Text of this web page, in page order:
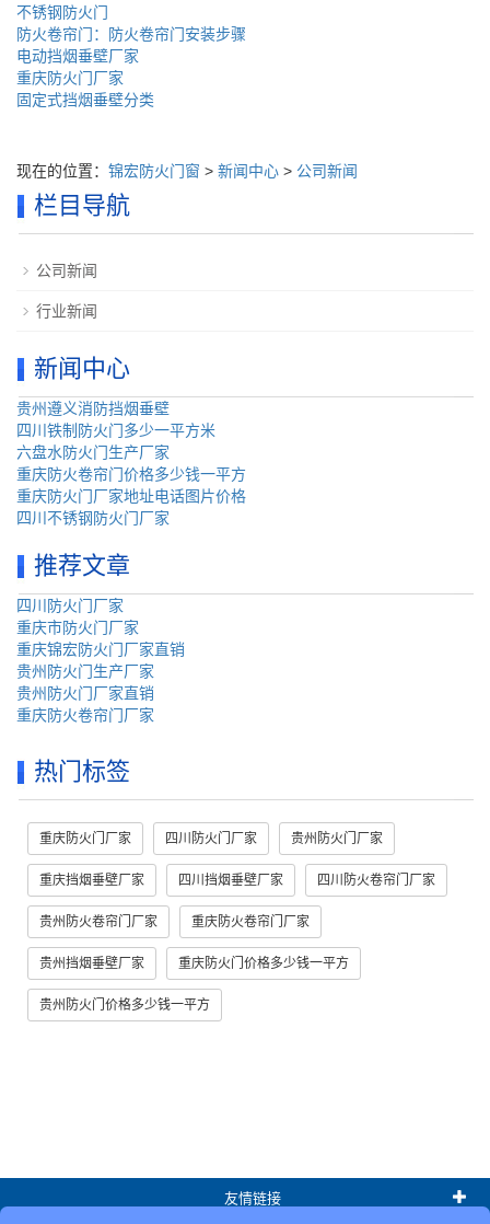
不锈钢防火门
防火卷帘门：防火卷帘门安装步骤
电动挡烟垂壁厂家
重庆防火门厂家
固定式挡烟垂壁分类
现在的位置： 锦宏防火门窗 > 新闻中心 > 公司新闻
栏目导航
公司新闻
行业新闻
新闻中心
贵州遵义消防挡烟垂壁
四川铁制防火门多少一平方米
六盘水防火门生产厂家
重庆防火卷帘门价格多少钱一平方
重庆防火门厂家地址电话图片价格
四川不锈钢防火门厂家
推荐文章
四川防火门厂家
重庆市防火门厂家
重庆锦宏防火门厂家直销
贵州防火门生产厂家
贵州防火门厂家直销
重庆防火卷帘门厂家
热门标签
重庆防火门厂家 四川防火门厂家 贵州防火门厂家
重庆挡烟垂壁厂家 四川挡烟垂壁厂家 四川防火卷帘门厂家
贵州防火卷帘门厂家 重庆防火卷帘门厂家
贵州挡烟垂壁厂家 重庆防火门价格多少钱一平方
贵州防火门价格多少钱一平方
友情链接